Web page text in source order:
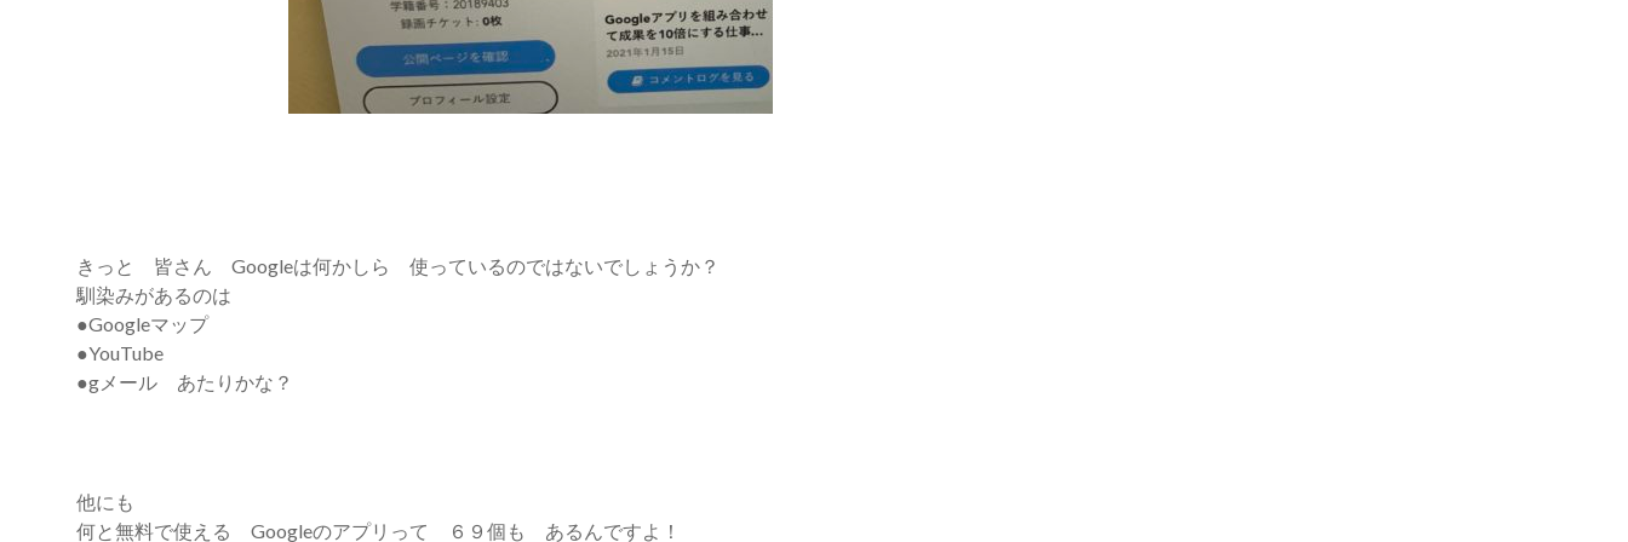
きっと 皆さん Googleは何かしら 使っているのではないでしょうか？
馴染みがあるのは
●Googleマップ
●YouTube
●gメール あたりかな？
他にも
何と無料で使える Googleのアプリって ６９個も あるんですよ！